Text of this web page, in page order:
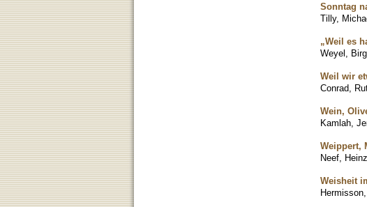
Sonntag
Tilly,
„Weil es
Weyel,
Weil wir
Conrad,
Wein,
Kamlah,
Weippert,
Neef,
Weisheit